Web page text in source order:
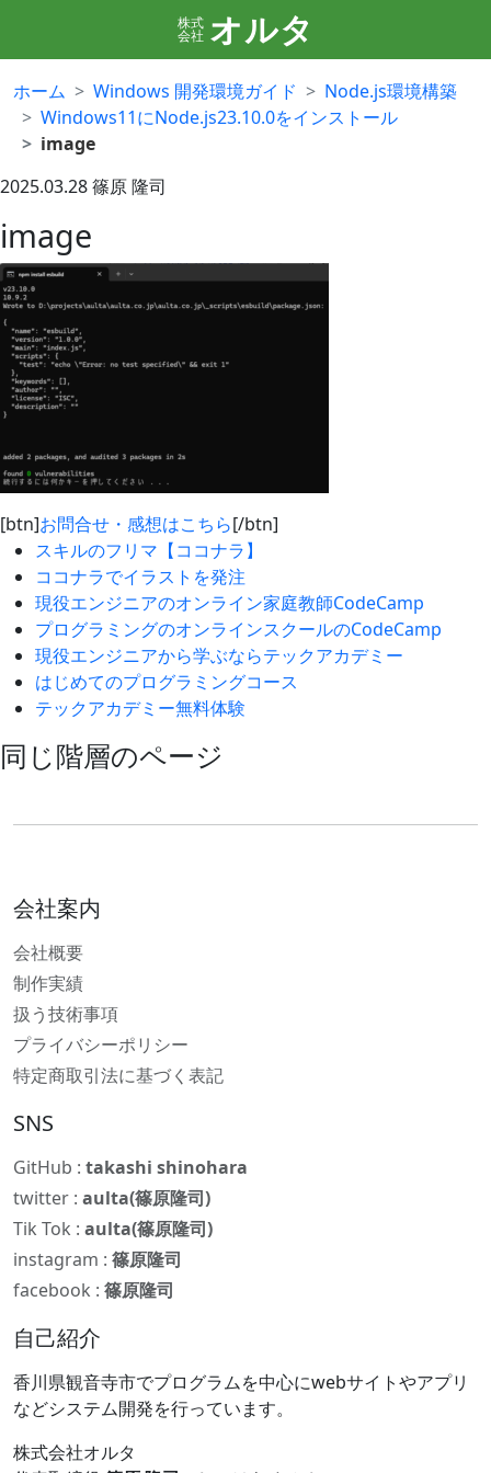
株式
会社 オルタ
ホーム Windows 開発環境ガイド
Node.js環境構築
Windows11にNode.js23.10.0をインストール
image
2025.03.28篠原 隆司
image
[btn]お問合せ・感想はこちら[/btn]
スキルのフリマ【ココナラ】
ココナラでイラストを発注
現役エンジニアのオンライン家庭教師CodeCamp
プログラミングのオンラインスクールのCodeCamp
現役エンジニアから学ぶならテックアカデミー
はじめてのプログラミングコース
テックアカデミー無料体験
同じ階層のページ
会社案内
会社概要
制作実績
扱う技術事項
プライバシーポリシー
特定商取引法に基づく表記
SNS
GitHub : takashi shinohara
twitter : aulta(篠原隆司)
Tik Tok : aulta(篠原隆司)
instagram : 篠原隆司
facebook : 篠原隆司
自己紹介
香川県観音寺市でプログラムを中心にwebサイトやアプリ
などシステム開発を行っています。
株式会社オルタ